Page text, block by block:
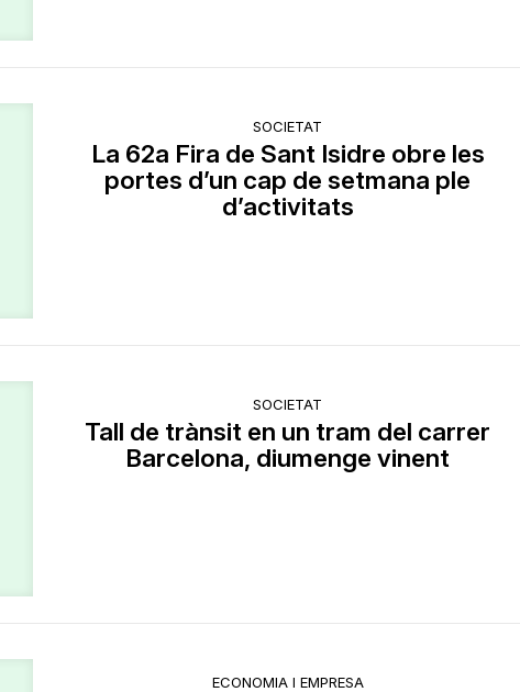
SOCIETAT
La 62a Fira de Sant Isidre obre les
portes d’un cap de setmana ple
d’activitats
SOCIETAT
Tall de trànsit en un tram del carrer
Barcelona, diumenge vinent
ECONOMIA I EMPRESA